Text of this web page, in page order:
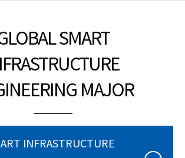
SMART
MAJOR
INFRASTRUCTURE